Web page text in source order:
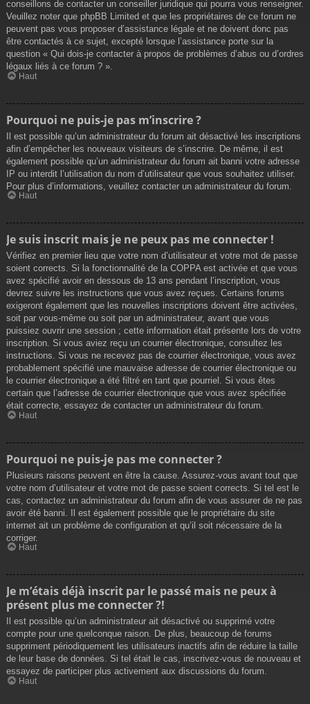
conseillons de contacter un conseiller juridique qui pourra vous renseigner.
Veuillez noter que phpBB Limited et que les propriétaires de ce forum ne
peuvent pas vous proposer d’assistance légale et ne doivent donc pas
être contactés à ce sujet, excepté lorsque l’assistance porte sur la
question « Qui dois-je contacter à propos de problèmes d’abus ou d’ordres
légaux liés à ce forum ? ».
Haut
Pourquoi ne puis-je pas m’inscrire ?
Il est possible qu’un administrateur du forum ait désactivé les inscriptions
afin d’empêcher les nouveaux visiteurs de s’inscrire. De même, il est
également possible qu’un administrateur du forum ait banni votre adresse
IP ou interdit l’utilisation du nom d’utilisateur que vous souhaitez utiliser.
Pour plus d’informations, veuillez contacter un administrateur du forum.
Haut
Je suis inscrit mais je ne peux pas me connecter !
Vérifiez en premier lieu que votre nom d’utilisateur et votre mot de passe
soient corrects. Si la fonctionnalité de la COPPA est activée et que vous
avez spécifié avoir en dessous de 13 ans pendant l’inscription, vous
devrez suivre les instructions que vous avez reçues. Certains forums
exigeront également que les nouvelles inscriptions doivent être activées,
soit par vous-même ou soit par un administrateur, avant que vous
puissiez ouvrir une session ; cette information était présente lors de votre
inscription. Si vous aviez reçu un courrier électronique, consultez les
instructions. Si vous ne recevez pas de courrier électronique, vous avez
probablement spécifié une mauvaise adresse de courrier électronique ou
le courrier électronique a été filtré en tant que pourriel. Si vous êtes
certain que l’adresse de courrier électronique que vous avez spécifiée
était correcte, essayez de contacter un administrateur du forum.
Haut
Pourquoi ne puis-je pas me connecter ?
Plusieurs raisons peuvent en être la cause. Assurez-vous avant tout que
votre nom d’utilisateur et votre mot de passe soient corrects. Si tel est le
cas, contactez un administrateur du forum afin de vous assurer de ne pas
avoir été banni. Il est également possible que le propriétaire du site
internet ait un problème de configuration et qu’il soit nécessaire de la
corriger.
Haut
Je m’étais déjà inscrit par le passé mais ne peux à
présent plus me connecter ?!
Il est possible qu’un administrateur ait désactivé ou supprimé votre
compte pour une quelconque raison. De plus, beaucoup de forums
suppriment périodiquement les utilisateurs inactifs afin de réduire la taille
de leur base de données. Si tel était le cas, inscrivez-vous de nouveau et
essayez de participer plus activement aux discussions du forum.
Haut